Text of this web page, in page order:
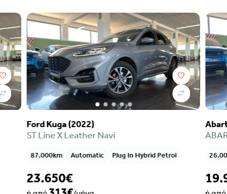
Ford Kuga (2022)
ST Line X Leather Navi
87.000km Automatic Plug In Hybrid Petrol
23.650€